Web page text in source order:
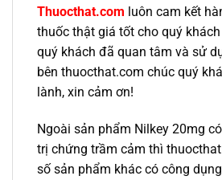
Thuocthat.com luôn cam kết
thuốc thật giá tốt cho quý
quý khách đã quan tâm và sử
bên thuocthat.com chúc quý
lành, xin cảm ơn!
Ngoài sản phẩm Nilkey 20mg
trị chứng trầm cảm thì
số sản phẩm khác có công